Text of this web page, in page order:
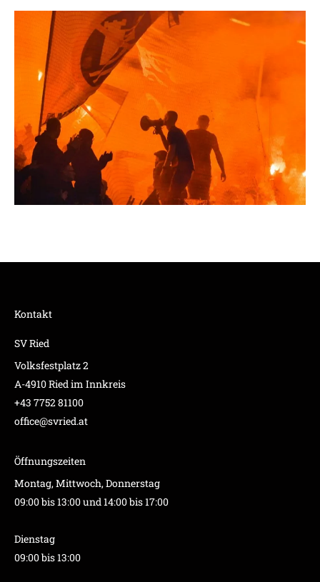
Kontakt
SV Ried
Volksfestplatz 2
A-4910 Ried im Innkreis
+43 7752 81100
office@svried.at
Öffnungszeiten
Montag, Mittwoch, Donnerstag
09:00 bis 13:00 und 14:00 bis 17:00
Dienstag
09:00 bis 13:00